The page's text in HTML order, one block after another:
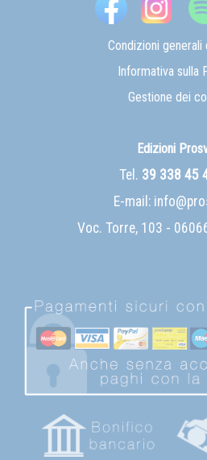
Condizioni generali
Informativa sulla
Gestione dei
Edizioni
Tel. 39 338 45
E-mail:
Voc. Torre, 103 -